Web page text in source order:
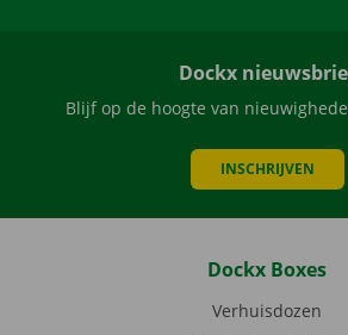
Dockx
Blijf op de hoogte van
INSCHRIJVEN
Dockx Boxes
Verhuisdozen